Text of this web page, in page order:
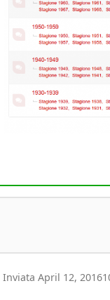
Inviata April 12, 2016